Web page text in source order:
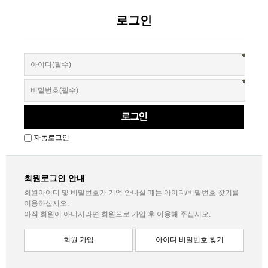
로그인
자동로그인
회원로그인 안내
회원아이디 및 비밀번호가 기억 안나실 때는 아이디/비밀번호 찾기를
이용하십시오.
아직 회원이 아니시라면 회원으로 가입 후 이용해 주십시오.
아이디 비밀번호 찾기
회원 가입